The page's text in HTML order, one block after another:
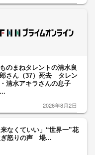
のまねタレントの清水良
さん（37）死去 タレン
・清水アキラさんの息子
...
2026年8月2日
なくていい」“世界一”花
ぎ怒りの声 場...